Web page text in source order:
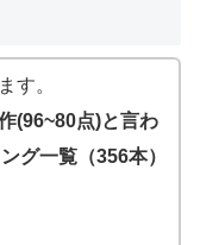
す。
(96~80点)と言わ
グ一覧（356本）